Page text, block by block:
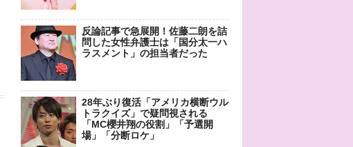
反論記事で急展開！佐藤二朗を詰
問した女性弁護士は「国分太一ハ
ラスメント」の担当者だった
28年ぶり復活「アメリカ横断ウル
トラクイズ」で疑問視される
「MC櫻井翔の役割」「予選開
場」「分断ロケ」